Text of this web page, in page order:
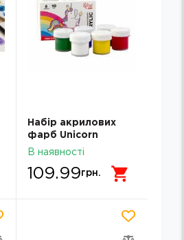
Набір акрилових
фарб Unicorn
6x10мл ROSA START
В наявності
109.99 грн.